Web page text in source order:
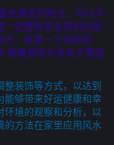
充满爱的地方，可以不
定要有安全感和归宿
方，愿意一下班就回
我看到有许多关于家庭
整装饰等方式，以达到
能够带来好运健康和幸
境的观察和分析，以
的方法在家里应用风水